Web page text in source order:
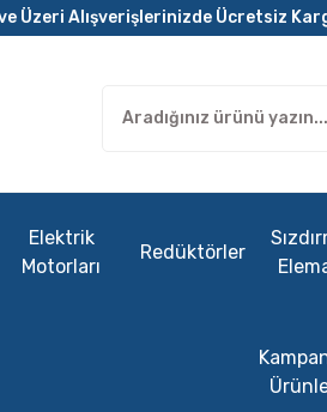
Üzeri Alışverişlerinizde Ücretsiz
Elektrik
Motorları
Redüktörler